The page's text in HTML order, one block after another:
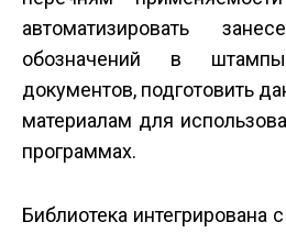
автоматизировать
обозначений в штампы
документов, подготовить
материалам для
программах.
Библиотека